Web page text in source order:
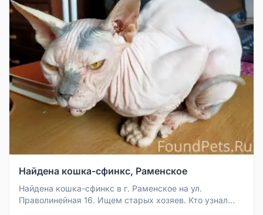
Найдена кошка-сфинкс, Раменское
Найдена кошка-сфинкс в г. Раменское на ул.
Праволинейная 16. Ищем старых хозяев. Кто узнал